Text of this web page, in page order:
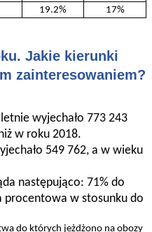
19.2%
17%
Jakie kierunki
zainteresowaniem?
wyjechało 773 243
w roku 2018.
549 762, a w wieku
następująco: 71% do
procentowa w stosunku do